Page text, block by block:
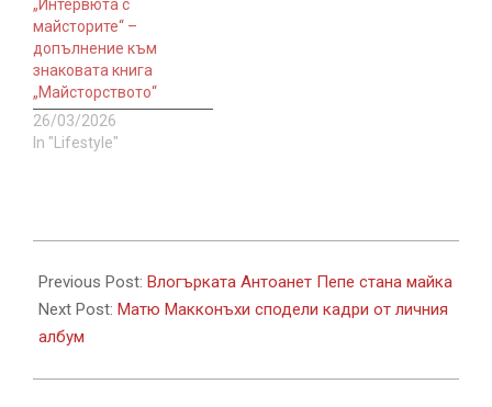
„Интервюта с
майсторите“ –
допълнение към
знаковата книга
„Майсторството“
26/03/2026
In "Lifestyle"
11-
05
Previous Post: Влогърката Антоанет Пепе стана майка
Next Post: Матю Макконъхи сподели кадри от личния
албум